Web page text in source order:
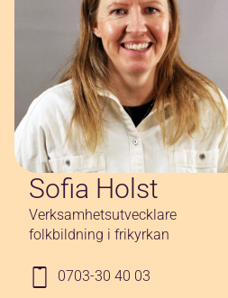
Sofia Holst
Verksamhetsutvecklare
folkbildning i frikyrkan
0703-30 40 03